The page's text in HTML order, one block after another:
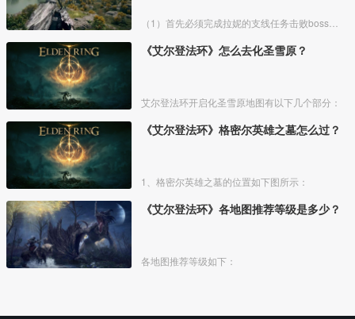
《艾尔登法环》怎么去化圣雪原？
艾尔登法环开启化圣雪原地图有以下几个部分：
《艾尔登法环》格密尔英雄之墓怎么过？
1、格密尔英雄之墓的位置如下图所示：
《艾尔登法环》各地图推荐等级是多少？
各地图推荐等级如下：